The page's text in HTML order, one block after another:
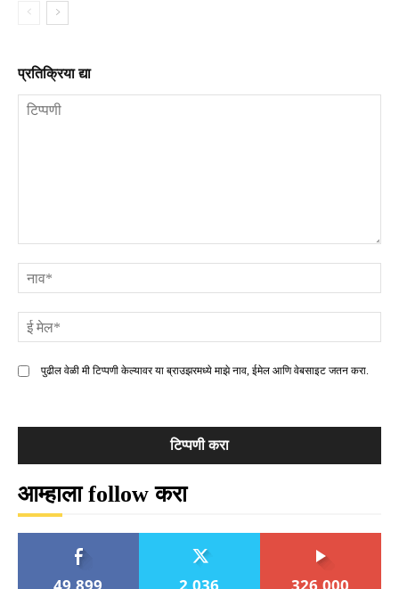
प्रतिक्रिया द्या
पुढील वेळी मी टिप्पणी केल्यावर या ब्राउझरमध्ये माझे नाव, ईमेल आणि वेबसाइट जतन करा.
आम्हाला follow करा